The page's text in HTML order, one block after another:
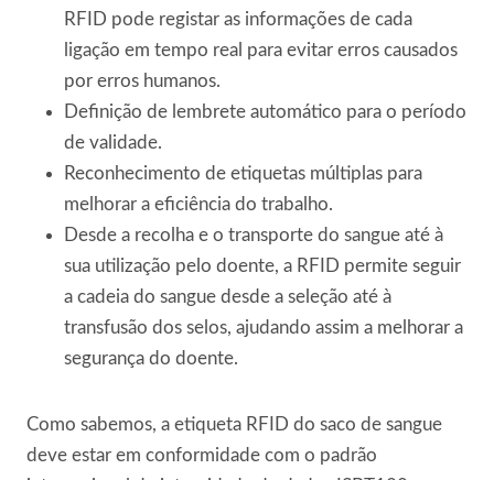
RFID pode registar as informações de cada
ligação em tempo real para evitar erros causados
por erros humanos.
Definição de lembrete automático para o período
de validade.
Reconhecimento de etiquetas múltiplas para
melhorar a eficiência do trabalho.
Desde a recolha e o transporte do sangue até à
sua utilização pelo doente, a RFID permite seguir
a cadeia do sangue desde a seleção até à
transfusão dos selos, ajudando assim a melhorar a
segurança do doente.
Como sabemos, a etiqueta RFID do saco de sangue
deve estar em conformidade com o padrão